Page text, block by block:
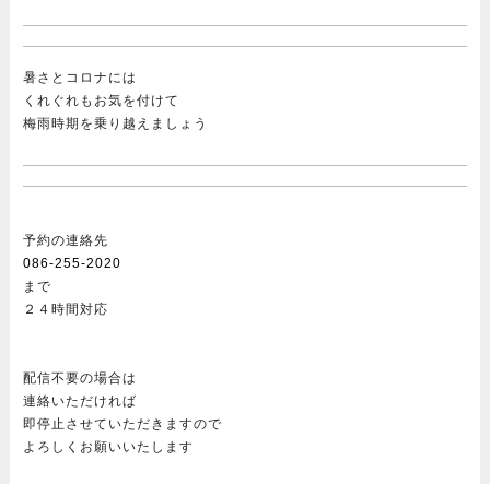
暑さとコロナには
くれぐれもお気を付けて
梅雨時期を乗り越えましょう
予約の連絡先
086-255-2020
まで
２４時間対応
配信不要の場合は
連絡いただければ
即停止させていただきますので
よろしくお願いいたします